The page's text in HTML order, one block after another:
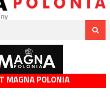
MAGNA POLONIA